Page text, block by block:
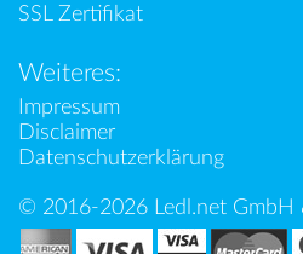
SSL Zertifikat
Weiteres:
Impressum
Disclaimer
Datenschutzerklärung
© 2016-2026 Ledl.net GmbH